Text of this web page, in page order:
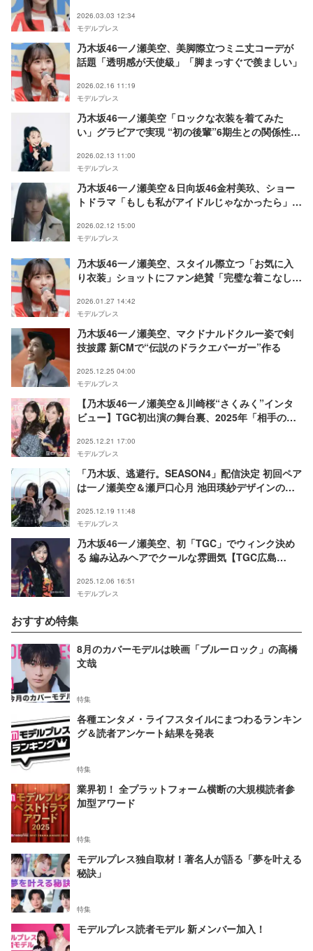
2026.03.03 12:34
モデルプレス
乃木坂46一ノ瀬美空、美脚際立つミニ丈コーデが
話題「透明感が天使級」「脚まっすぐで羨ましい」
2026.02.16 11:19
モデルプレス
乃木坂46一ノ瀬美空「ロックな衣装を着てみた
い」グラビアで実現 “初の後輩”6期生との関係性も
2026.02.13 11:00
モデルプレス
乃木坂46一ノ瀬美空＆日向坂46金村美玖、ショー
トドラマ「もしも私がアイドルじゃなかったら」主
つの夢”実現【もしも私がアイドルじゃなかった
ら】
2026.02.12 15:00
モデルプレス
乃木坂46一ノ瀬美空、スタイル際立つ「お気に入
り衣装」ショットにファン絶賛「完璧な着こなしと
2026.01.27 14:42
モデルプレス
乃木坂46一ノ瀬美空、マクドナルドクルー姿で剣
技披露 新CMで“伝説のドラクエバーガー”作る
2025.12.25 04:00
モデルプレス
【乃木坂46一ノ瀬美空＆川崎桜“さくみく”インタ
ビュー】TGC初出演の舞台裏、2025年「相手のこ
2025.12.21 17:00
モデルプレス
「乃木坂、逃避行。SEASON4」配信決定 初回ペア
は一ノ瀬美空＆瀬戸口心月 池田瑛紗デザインのキ
2025.12.19 11:48
モデルプレス
乃木坂46一ノ瀬美空、初「TGC」でウィンク決め
る 編み込みヘアでクールな雰囲気【TGC広島
2025.12.06 16:51
モデルプレス
おすすめ特集
8月のカバーモデルは映画「ブルーロック」の高橋
文哉
特集
各種エンタメ・ライフスタイルにまつわるランキン
グ＆読者アンケート結果を発表
特集
業界初！ 全プラットフォーム横断の大規模読者参
加型アワード
特集
モデルプレス独自取材！著名人が語る「夢を叶える
秘訣」
特集
モデルプレス読者モデル 新メンバー加入！